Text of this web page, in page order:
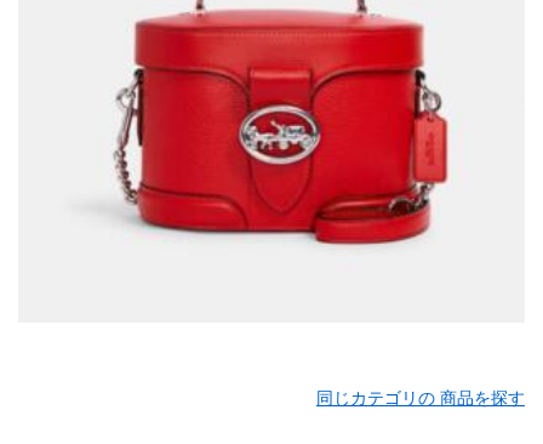
同じカテゴリの 商品を探す